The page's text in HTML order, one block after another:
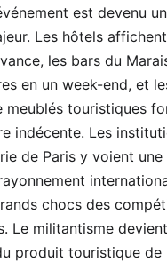
est devenu
Les hôtels
les bars du
en un week-end, et
meublés touristiques
indécente. Les
de Paris y voient
chocs des
Le militantisme
produit touristique de